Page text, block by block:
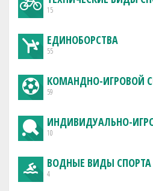
15
ЕДИНОБОРСТВА
55
КОМАНДНО-ИГРОВОЙ
59
ИНДИВИДУАЛЬНО-
10
ВОДНЫЕ ВИДЫ СПОРТА
4